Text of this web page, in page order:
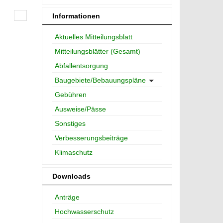
Informationen
Aktuelles Mitteilungsblatt
Mitteilungsblätter (Gesamt)
Abfallentsorgung
Baugebiete/Bebauungspläne
Gebühren
Ausweise/Pässe
Sonstiges
Verbesserungsbeiträge
Klimaschutz
Downloads
Anträge
Hochwasserschutz